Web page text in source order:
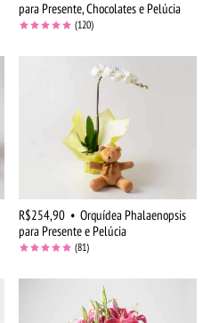
para Presente, Chocolates e Pelúcia
(120)
R$254,90 • Orquídea Phalaenopsis
para Presente e Pelúcia
(81)